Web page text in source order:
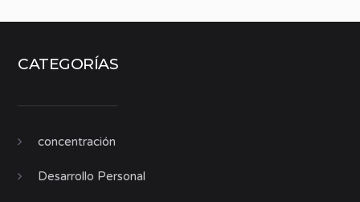
CATEGORÍAS
concentración
Desarrollo Personal